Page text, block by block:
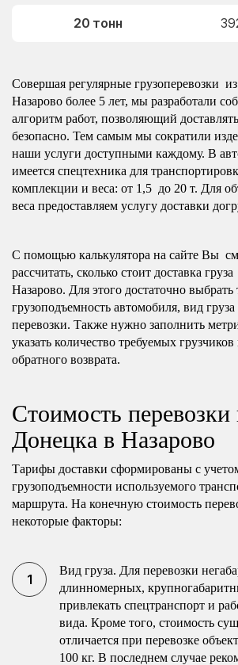
20 тонн
Совершая регулярные грузоперевозки
Назарово более 5 лет, мы разработали
алгоритм работ, позволяющий
безопасно. Тем самым мы сократили
наши услуги доступными каждому. В
имеется спецтехника для
комплекции и веса: от 1,5 до 20 т. Для
веса предоставляем услугу доставки
С помощью калькулятора на сайте Вы
рассчитать, сколько стоит доставка
Назарово. Для этого достаточно выбрать
грузоподъемность автомобиля, вид
перевозки. Также нужно заполнить
указать количество требуемых
обратного возврата.
Стоимость перевозки
Донецка в Назарово
Тарифы доставки сформированы с
грузоподъемности используемого
маршрута. На конечную стоимость
некоторые факторы:
Вид груза. Для перевозки
длинномерных,
привлекать спецтранспорт и
вида. Кроме того, стоимость
отличается при перевозке
100 кг. В последнем случае